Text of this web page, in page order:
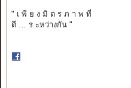
" เ พี ย ง มิ ต ร ภ า พ ที่
ดี … ร ะหว่างกัน "